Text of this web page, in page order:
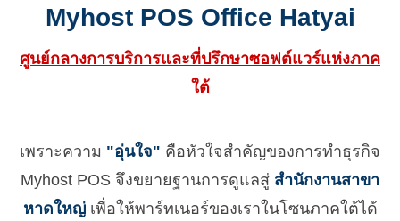
Myhost POS Office Hatyai
ศูนย์กลางการบริการและที่ปรึกษาซอฟต์แวร์แห่งภาค
ใต้
เพราะความ "อุ่นใจ" คือหัวใจสำคัญของการทำธุรกิจ
Myhost POS จึงขยายฐานการดูแลสู่ สำนักงานสาขา
หาดใหญ่เพื่อให้พาร์ทเนอร์ของเราในโซนภาคใต้ได้